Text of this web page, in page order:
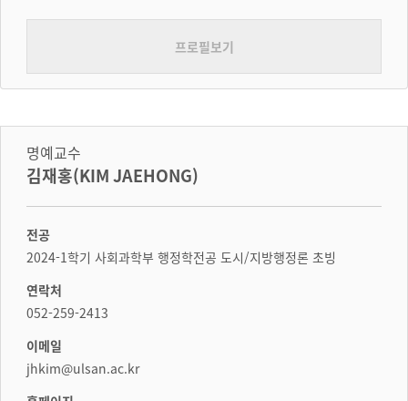
프로필보기
명예교수
김재홍(KIM JAEHONG)
전공
2024-1학기 사회과학부 행정학전공 도시/지방행정론 초빙
연락처
052-259-2413
이메일
jhkim@ulsan.ac.kr